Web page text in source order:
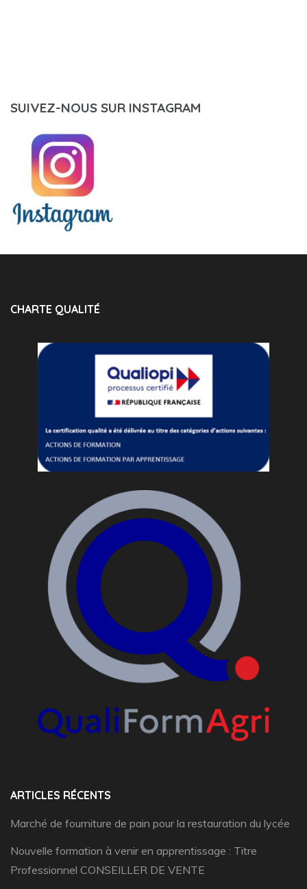
SUIVEZ-NOUS SUR INSTAGRAM
CHARTE QUALITÉ
ARTICLES RÉCENTS
Marché de fourniture de pain pour la restauration du lycée
Nouvelle formation à venir en apprentissage : Titre
Professionnel CONSEILLER DE VENTE